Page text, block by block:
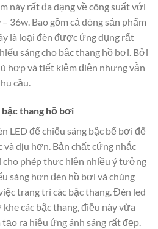
này rất đa dạng về công suất với
36w. Bao gồm cả dòng sản phẩm
là loại đèn được ứng dụng rất
sáng cho bậc thang hồ bơi. Bởi
hợp và tiết kiệm điện nhưng vẫn
cầu.
thang hồ bơi
LED để chiếu sáng bậc bể bơi để
và dịu hơn. Bản chất cứng nhắc
cho phép thực hiện nhiều ý tưởng
sáng hơn đèn hồ bơi và chúng
trang trí các bậc thang. Đèn led
các bậc thang, điều này vừa
ra hiệu ứng ánh sáng rất đẹp.